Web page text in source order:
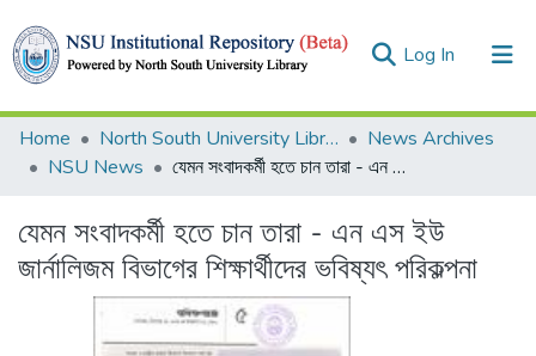
Log In (current)
Collections
Statistics
Home North South University Library
News Archives
NSU News
যেমন সংবাদকর্মী হতে চান তারা - এন এস ইউ জার্নালিজম বিভাগের শিক্ষার্থীদের ভবিষ্যৎ পরিকল্পনা
যেমন সংবাদকর্মী হতে চান তারা - এন এস ইউ
জার্নালিজম বিভাগের শিক্ষার্থীদের ভবিষ্যৎ পরিকল্পনা